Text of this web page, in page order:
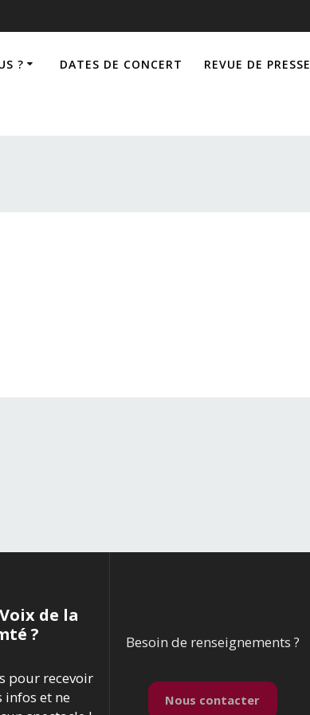
? DATES DE CONCERT REVUE DE PRESSE
de la
?
pour recevoir
infos et ne
Besoin de renseignements ?
Nous contacter